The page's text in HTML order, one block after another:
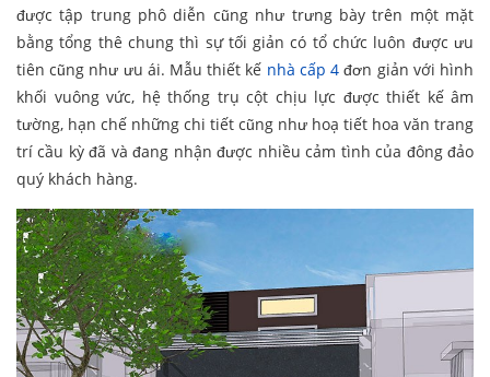
được tập trung phô diễn cũng như trưng bày trên một mặt
bằng tổng thê chung thì sự tối giản có tổ chức luôn được ưu
tiên cũng như ưu ái. Mẫu thiết kế nhà cấp 4 đơn giản với hình
khối vuông vức, hệ thống trụ cột chịu lực được thiết kế âm
tường, hạn chế những chi tiết cũng như hoạ tiết hoa văn trang
trí cầu kỳ đã và đang nhận được nhiều cảm tình của đông đảo
quý khách hàng.